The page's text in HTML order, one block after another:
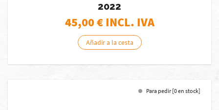
2022
45,00€ INCL. IVA
Añadir a la cesta
Para pedir [0 en stock]